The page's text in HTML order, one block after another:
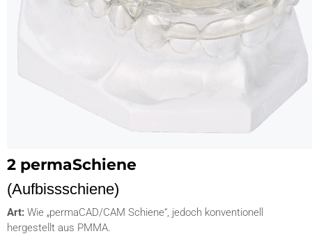
2 permaSchiene
(Aufbissschiene)
Art: Wie „permaCAD/CAM Schiene“, jedoch konventionell
hergestellt aus PMMA.